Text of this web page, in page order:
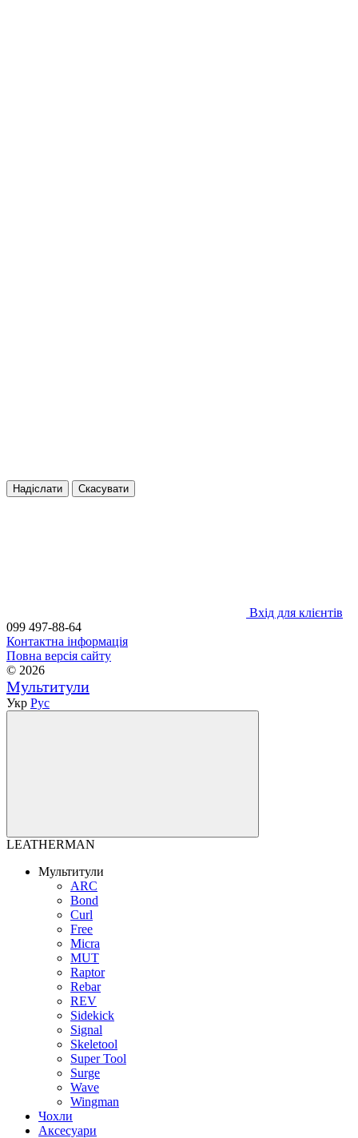
Надіслати Скасувати
Вхід для клієнтів
099 497-88-64
Контактна інформація
Повна версія сайту
© 2026
Мультитули
Укр Рус
LEATHERMAN
Мультитули
ARC
Bond
Curl
Free
Micra
MUT
Raptor
Rebar
REV
Sidekick
Signal
Skeletool
Super Tool
Surge
Wave
Wingman
Чохли
Аксесуари